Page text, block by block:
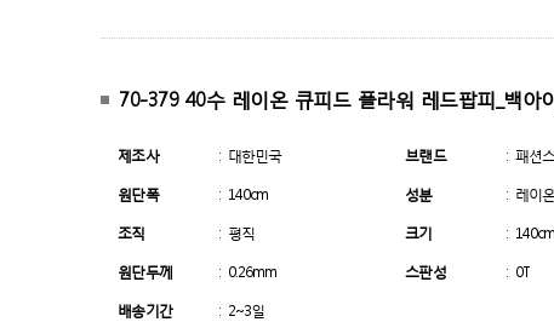
70-379 40수 레이온 큐피드 플라워 레드팝피_백아
제조사 : 대한민국 브랜드 : 패션
원단폭 : 140cm 성분 : 레이온
조직 : 평직 크기 :
원단두께 : 0.26mm 스판성 : 0T
배송기간 : 2~3일